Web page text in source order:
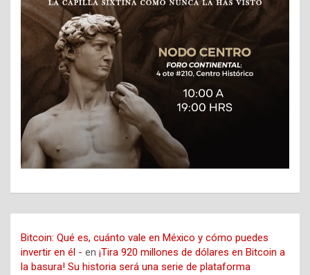
Bitcoin: Qué es, cuánto vale en México y cómo puedes
invertir en él - en ¡Tira 920 millones de dólares en Bitcoin a
la basura! Su historia será una serie de plataforma